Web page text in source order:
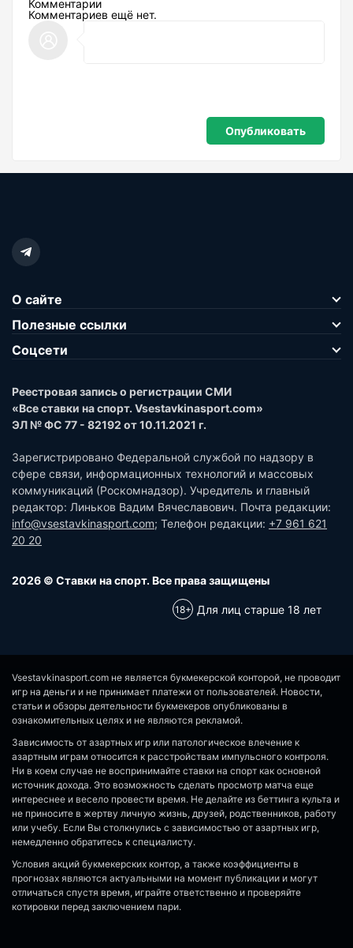
Комментарии
Комментариев ещё нет.
О сайте
Полезные ссылки
Соцсети
Реестровая запись о регистрации СМИ
«Все ставки на спорт. Vsestavkinasport.com»
ЭЛ № ФС 77 - 82192 от 10.11.2021 г.
Зарегистрировано Федеральной службой по надзору в
сфере связи, информационных технологий и массовых
коммуникаций (Роскомнадзор). Учредитель и главный
редактор: Линьков Вадим Вячеславович. Почта редакции:
info@vsestavkinasport.com; Телефон редакции: +7 961 621
20 20
2026 © Ставки на спорт. Все права защищены
Для лиц старше 18 лет
Vsestavkinasport.com не является букмекерской конторой, не проводит
игр на деньги и не принимает платежи от пользователей. Новости,
статьи и обзоры деятельности букмекеров опубликованы в
ознакомительных целях и не являются рекламой.
Зависимость от азартных игр или патологическое влечение к
азартным играм относится к расстройствам импульсного контроля.
Ни в коем случае не воспринимайте ставки на спорт как основной
источник дохода. Это возможность сделать просмотр матча еще
интереснее и весело провести время. Не делайте из беттинга культа и
не приносите в жертву личную жизнь, друзей, родственников, работу
или учебу. Если Вы столкнулись с зависимостью от азартных игр,
немедленно обратитесь к специалисту.
Условия акций букмекерских контор, а также коэффициенты в
прогнозах являются актуальными на момент публикации и могут
отличаться спустя время, играйте ответственно и проверяйте
котировки перед заключением пари.